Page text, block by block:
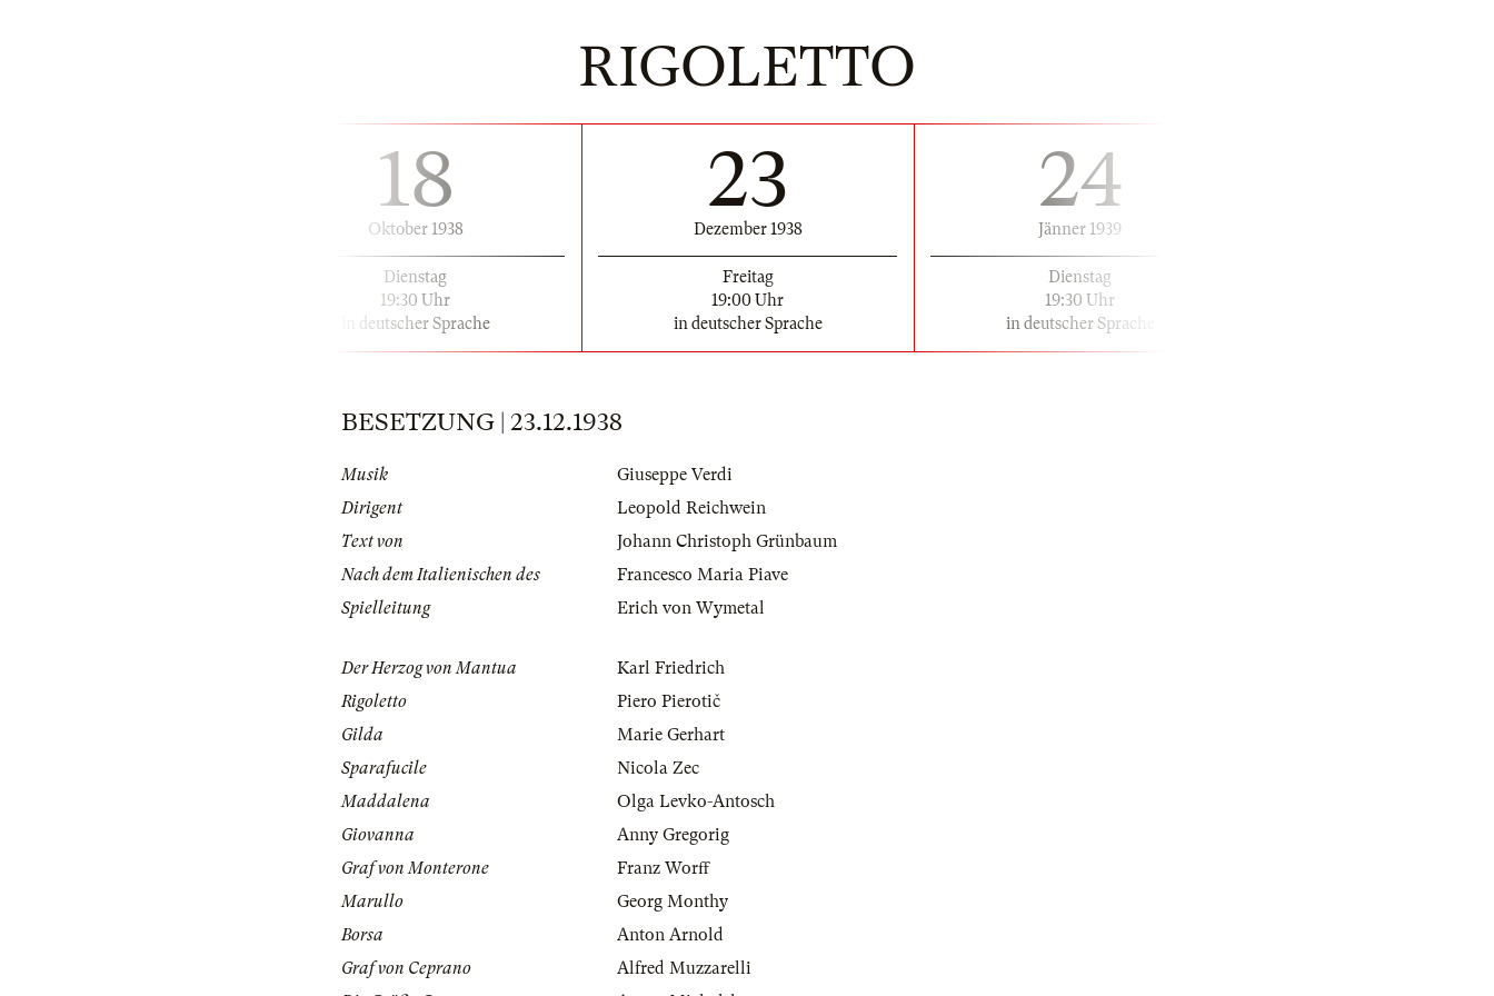
RIGOLETTO
18
Oktober 1938
Dienstag
19:30 Uhr
in deutscher Sprache
23
Dezember 1938
Freitag
19:00 Uhr
in deutscher Sprache
24
Jänner 1939
Dienstag
19:30 Uhr
in deutscher Sprache
BESETZUNG | 23.12.1938
Musik
Giuseppe Verdi
Dirigent
Leopold Reichwein
Text von
Johann Christoph Grünbaum
Nach dem Italienischen des
Francesco Maria Piave
Spielleitung
Erich von Wymetal
Der Herzog von Mantua
Karl Friedrich
Rigoletto
Piero Pierotič
Gilda
Marie Gerhart
Sparafucile
Nicola Zec
Maddalena
Olga Levko-Antosch
Giovanna
Anny Gregorig
Graf von Monterone
Franz Worff
Marullo
Georg Monthy
Borsa
Anton Arnold
Graf von Ceprano
Alfred Muzzarelli